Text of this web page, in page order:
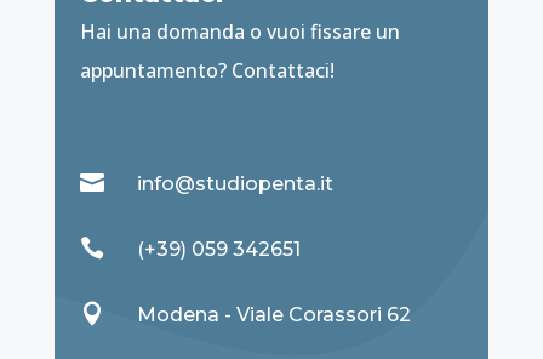
Hai una domanda o vuoi fissare un
appuntamento? Contattaci!
 info@studiopenta.it
 (+39) 059 342651
 Modena - Viale Corassori 62